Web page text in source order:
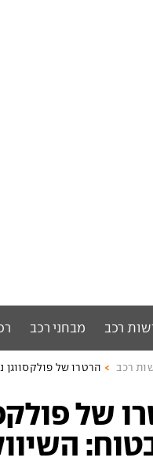
רכב מבחני רכב
רכב הרטרו של
של